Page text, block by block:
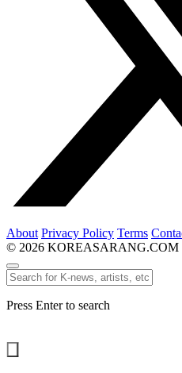
About Privacy Policy Terms
© 2026 KOREASARANG.COM
Press Enter to search